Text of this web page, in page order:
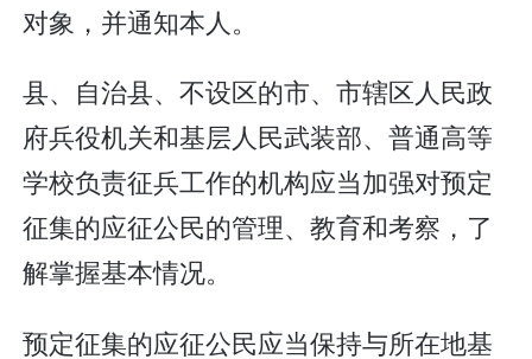
对象，并通知本人。
县、自治县、不设区的市、市辖区人民政
府兵役机关和基层人民武装部、普通高等
学校负责征兵工作的机构应当加强对预定
征集的应征公民的管理、教育和考察，了
解掌握基本情况。
预定征集的应征公民应当保持与所在地基